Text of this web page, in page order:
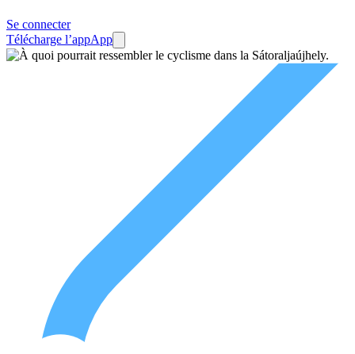
Se connecter
Télécharge l’appApp